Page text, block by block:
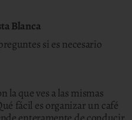
Blanca
si es necesario
la que ves a las mismas
fácil es organizar un café